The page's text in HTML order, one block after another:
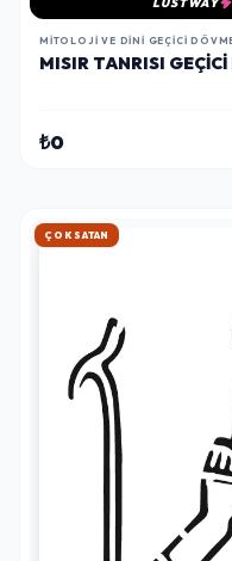
MITOLOJI VE DINI GEÇICI
MISIR TANRISI
₺0
HIZLI KARGO